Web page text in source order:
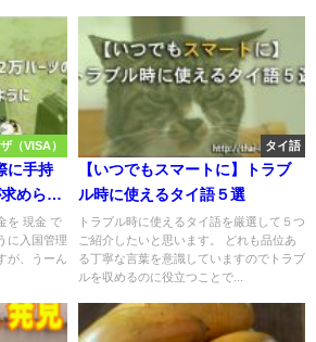
ザ（VISA）
に手持
められ
を 現金 で
に入国管理
が、うーん
タイ語
【いつでもスマートに】トラブ
ル時に使えるタイ語５選
トラブル時に使えるタイ語を厳選して５つ
ご紹介したいと思います。 どれも品位あ
る丁寧な言葉を意識していますのでトラブ
ルを収めるのに役立つことで...